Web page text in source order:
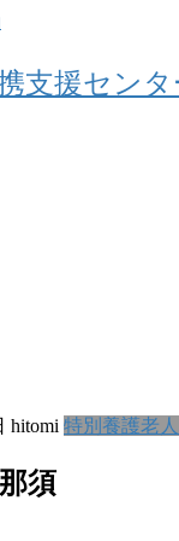
支援センタ
hitomi 特別養護老
須